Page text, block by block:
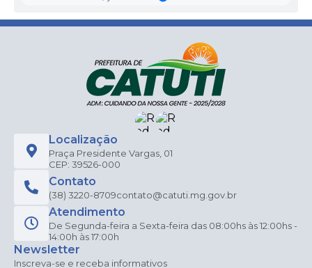
Localização
Praça Presidente Vargas, 01
CEP: 39526-000
Contato
(38) 3220-8709contato@catuti.mg.gov.br
Atendimento
De Segunda-feira a Sexta-feira das 08:00hs às 12:00hs -
14:00h às 17:00h
Newsletter
Inscreva-se e receba informativos